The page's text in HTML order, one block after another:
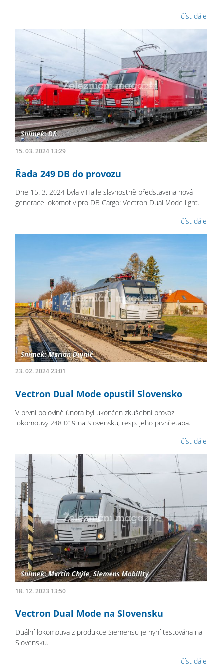
číst dále
15. 03. 2024 13:29
Řada 249 DB do provozu
Dne 15. 3. 2024 byla v Halle slavnostně představena nová
generace lokomotiv pro DB Cargo: Vectron Dual Mode light.
číst dále
23. 02. 2024 23:01
Vectron Dual Mode opustil Slovensko
V první polovině února byl ukončen zkušební provoz
lokomotivy 248 019 na Slovensku, resp. jeho první etapa.
číst dále
18. 12. 2023 13:50
Vectron Dual Mode na Slovensku
Duální lokomotiva z produkce Siemensu je nyní testována na
Slovensku.
číst dále